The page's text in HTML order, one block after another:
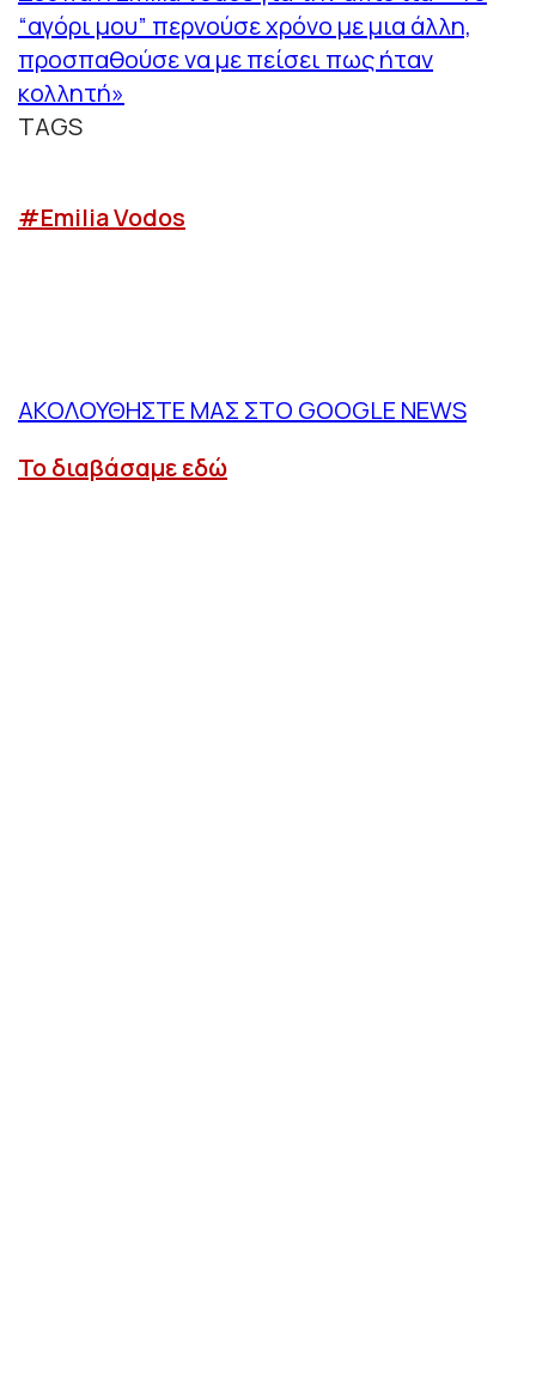
“αγόρι μου” περνούσε χρόνο με μια άλλη,
προσπαθούσε να με πείσει πως ήταν
κολλητή»
TAGS
#Emilia Vodos
ΑΚΟΛΟΥΘΗΣΤΕ ΜΑΣ ΣΤΟ GOOGLE NEWS
Το διαβάσαμε εδώ